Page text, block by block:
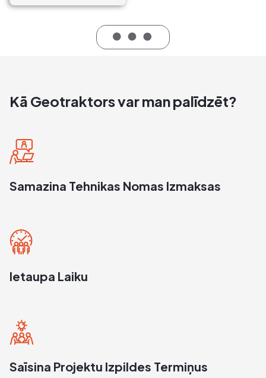
Kā Geotraktors var man palīdzēt?
Samazina Tehnikas Nomas Izmaksas
Ietaupa Laiku
Saīsina Projektu Izpildes Termiņus